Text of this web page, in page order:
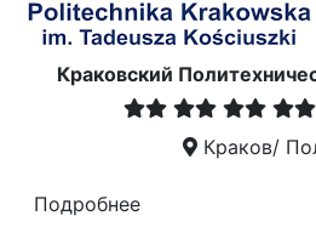
Краковский
Краков/
Подробнее